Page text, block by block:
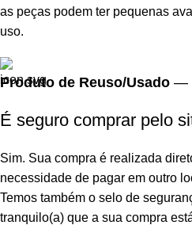
as peças podem ter pequenas
uso.
Produto de Reuso/Usado —
É seguro comprar pelo
Sim. Sua compra é realizada
necessidade de pagar em outro
Temos também o selo de
tranquilo(a) que a sua compra